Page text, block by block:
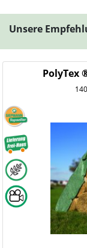
Unsere
PolyTex